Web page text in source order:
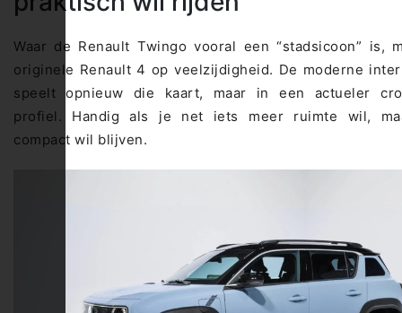
Waar de Renault Twingo vooral een “stadsicoon” is,
originele Renault 4 op veelzijdigheid. De moderne
speelt opnieuw die kaart, maar in een actueler
profiel. Handig als je net iets meer ruimte wil,
compact wil blijven.